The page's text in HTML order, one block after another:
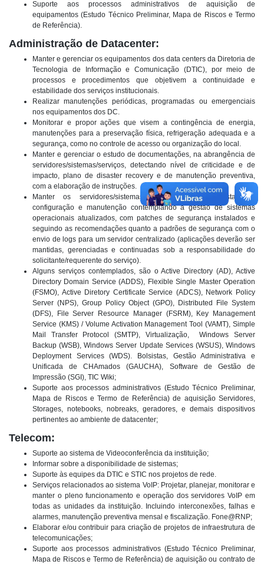
Suporte aos processos administrativos de aquisição de
equipamentos (Estudo Técnico Preliminar, Mapa de Riscos e Termo
de Referência).
Administração de Datacenter:
Manter e gerenciar os equipamentos dos data centers da Diretoria de
Tecnologia de Informação e Comunicação (DTIC), por meio de
processos e procedimentos que objetivem a continuidade e
estabilidade dos serviços institucionais.
Realizar manutenções periódicas, programadas ou emergenciais
nos equipamentos dos DC.
Monitorar e propor ações que visem a contingência de energia,
manutenções para a preservação física, refrigeração adequada e a
segurança, como no controle de acesso ou organização do local.
Manter e gerenciar o estudo de documentações, na abrangência de
servidores/sistemas/serviços, detectando nível de criticidade e de
impacto, plano de disaster recovery e de manutenção preventiva,
com a elaboração de instruções.
Manter os servidores/sistemas através da sua instalação,
configuração e manutenção contemplando a gestão de sistemas
operacionais atualizados, com patches de segurança instalados e
seguindo as recomendações quanto a padrões de segurança com o
envio de logs para um servidor centralizado (aplicações deverão ser
mantidas, gerenciadas e continuadas sob a responsabilidade do
solicitante/requerente do serviço).
Alguns serviços contemplados, são o Active Directory (AD), Active
Directory Domain Service (ADDS), Flexible Single Master Operation
(FSMO), Active Diretory Certificate Service (ADCS), Network Policy
Server (NPS), Group Policy Object (GPO), Distributed File System
(DFS), File Server Resource Manager (FSRM), Key Management
Service (KMS) / Volume Activation Management Tool (VAMT), Simple
Mail Transfer Protocol (SMTP), Virtualização, Windows Server
Backup (WSB), Windows Server Update Services (WSUS), Windows
Deployment Services (WDS). Bolsistas, Gestão Administrativa e
Unificada de CHAmados (GAUCHA), Software de Gestão de
Impressão (SGI), TIC Wiki;
Suporte aos processos administrativos (Estudo Técnico Preliminar,
Mapa de Riscos e Termo de Referência) de aquisição Servidores,
Storages, notebooks, nobreaks, geradores, e demais dispositivos
pertinentes ao ambiente de datacenter;
Telecom:
Suporte ao sistema de Videoconferência da instituição;
Informar sobre a disponibilidade de sistemas;
Suporte às equipes da DTIC e STIC nos projetos de rede.
Serviços relacionados ao sistema VoIP: Projetar, planejar, monitorar e
manter o pleno funcionamento e operação dos servidores VoIP em
todas as unidades da instituição. Incluindo interconexões, falhas e
alarmes, manutenção preventiva mensal e fiscalização. Fone@RNP;
Elaborar e/ou contribuir para criação de projetos de infraestrutura de
telecomunicações;
Suporte aos processos administrativos (Estudo Técnico Preliminar,
Mapa de Riscos e Termo de Referência) de aquisição ou contrato de